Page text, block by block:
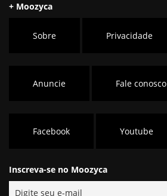
+ Moozyca
Sobre Privacidade
Anuncie Fale conosco
Facebook Youtube
Inscreva-se no Moozyca